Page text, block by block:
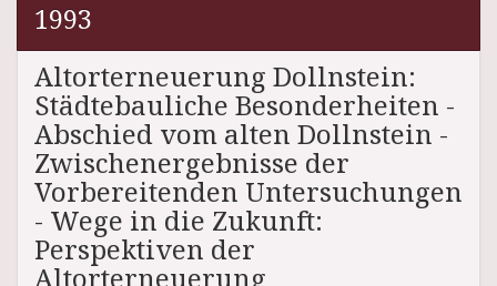
1993
Altorterneuerung Dollnstein:
Städtebauliche Besonderheiten -
Abschied vom alten Dollnstein -
Zwischenergebnisse der
Vorbereitenden Untersuchungen
- Wege in die Zukunft:
Perspektiven der
Altorterneuerung